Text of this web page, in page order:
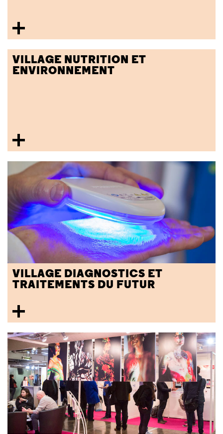
VILLAGE NUTRITION ET
ENVIRONNEMENT
VILLAGE DIAGNOSTICS ET
TRAITEMENTS DU FUTUR